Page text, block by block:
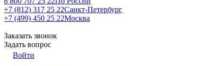
+7 (812) 317 25 22Санкт-Петербург
+7 (499) 450 25 22Москва
Заказать звонок
Задать вопрос
Войти